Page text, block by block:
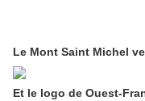
Le Mont Saint Michel
Et le logo de Ouest-